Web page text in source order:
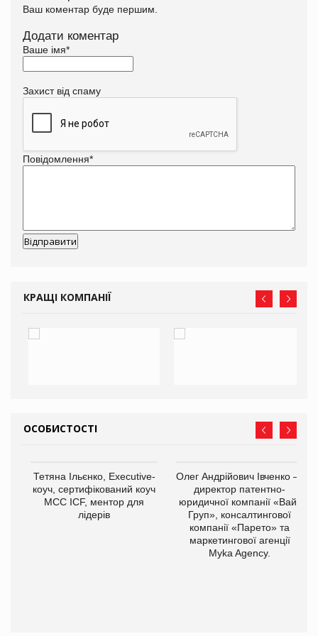
Ваш коментар буде першим.
Додати коментар
Ваше імя*
Захист від спаму
Повідомлення*
КРАЩІ КОМПАНІЇ
ОСОБИСТОСТІ
Тетяна Ільєнко, Executive-
коуч, сертифікований коуч
МСС ICF, ментор для
лідерів
Олег Андрійович Івченко —
директор патентно-
юридичної компанії «Вайз
Груп», консалтингової
компанії «Парето» та
маркетингової агенції
Myka Agency.